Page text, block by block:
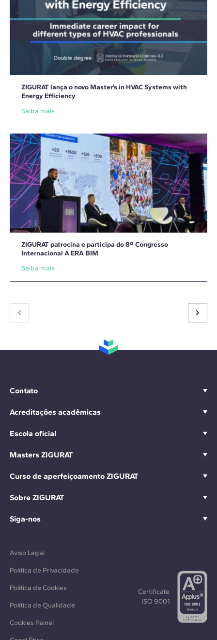
ZIGURAT lança o novo Master’s in HVAC Systems with
Energy Efficiency
Saiba mais
ZIGURAT patrocina e participa do 8º Congresso
Internacional A ERA BIM
Saiba mais
Contato
Acreditações acadêmicas
Escola oficial
Masters ZIGURAT
Curso de aperfeiçoamento ZIGURAT
Sobre ZIGURAT
Siga-nos
Aviso Legal
Política de Privacidade
Política de Cookies
Política de Qualidade
Cookies Painel
Certificate
ISO 9001